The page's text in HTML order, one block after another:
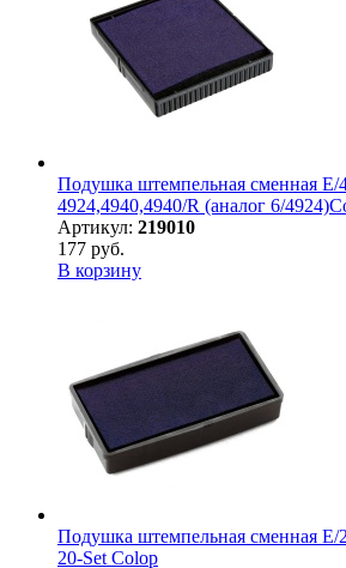
Подушка штемпельная сменная E/
4924,4940,4940/R (аналог 6/
Артикул: 219010
177 руб.
В корзину
Подушка штемпельная сменная E/
20-Set Colop